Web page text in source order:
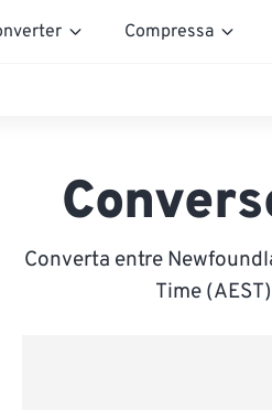
Compressa
Converta entre
Time